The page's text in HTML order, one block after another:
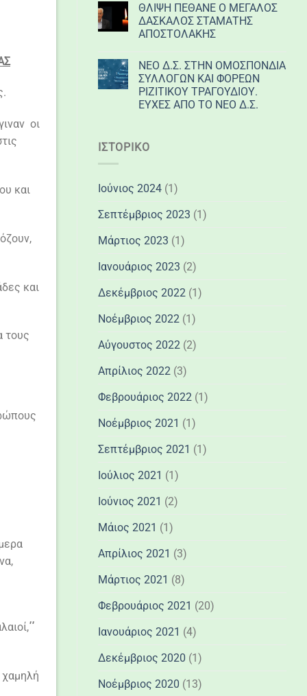
οι
και
και
τους
΄΄
χαμηλή
ΘΛΙΨΗ ΠΕΘΑΝΕ Ο ΜΕΓΑΛΟΣ
ΔΑΣΚΑΛΟΣ ΣΤΑΜΑΤΗΣ
ΑΠΟΣΤΟΛΑΚΗΣ
ΝΕΟ Δ.Σ. ΣΤΗΝ ΟΜΟΣΠΟΝΔΙΑ
ΣΥΛΛΟΓΩΝ ΚΑΙ ΦΟΡΕΩΝ
ΡΙΖΙΤΙΚΟΥ ΤΡΑΓΟΥΔΙΟΥ.
ΕΥΧΕΣ ΑΠΟ ΤΟ ΝΕΟ Δ.Σ.
ΙΣΤΟΡΙΚΌ
Ιούνιος 2024 (1)
Σεπτέμβριος 2023 (1)
Μάρτιος 2023 (1)
Ιανουάριος 2023 (2)
Δεκέμβριος 2022 (1)
Νοέμβριος 2022 (1)
Αύγουστος 2022 (2)
Απρίλιος 2022 (3)
Φεβρουάριος 2022 (1)
Νοέμβριος 2021 (1)
Σεπτέμβριος 2021 (1)
Ιούλιος 2021 (1)
Ιούνιος 2021 (2)
Μάιος 2021 (1)
Απρίλιος 2021 (3)
Μάρτιος 2021 (8)
Φεβρουάριος 2021 (20)
Ιανουάριος 2021 (4)
Δεκέμβριος 2020 (1)
Νοέμβριος 2020 (13)